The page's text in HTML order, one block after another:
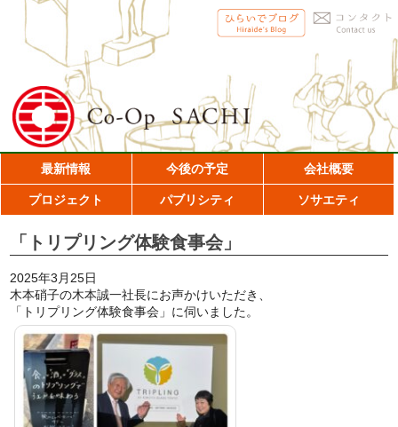
最新情報 今後の予定 会社概要
プロジェクト パブリシティ ソサエティ
「トリプリング体験食事会」
2025年3月25日
木本硝子の木本誠一社長にお声かけいただき、
「トリプリング体験食事会」に伺いました。